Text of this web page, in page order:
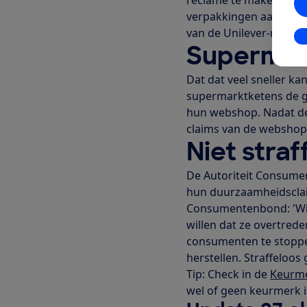
verpakkingen aan te
van de Unilever-
Dat dat veel sneller
supermarktketens de
hun webshop. Nadat
claims van de
Niet
De Autoriteit
hun
Consumentenbond:
willen dat ze
consumenten te
herstellen. Straffeloos
Tip: Check in de
wel of geen keurmerk